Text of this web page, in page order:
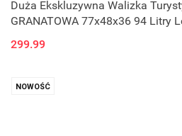
Duża Ekskluzywna Walizka
GRANATOWA 77x48x36 94 Litry
299.99
NOWOŚĆ